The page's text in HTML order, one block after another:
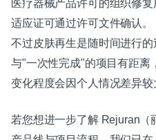
医疗器械产品许可的组织修复
适应证可通过许可文件确认。
不过皮肤再生是随时间进行的
与"一次性完成"的项目有距离
变化程度会因个人情况差异较
若您想进一步了解 Rejuran（